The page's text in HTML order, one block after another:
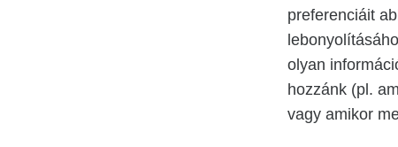
preferenciáit
olyan
hozzánk (pl.
vagy amikor